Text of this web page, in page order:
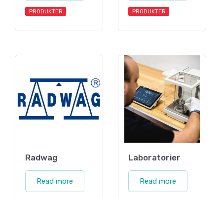
PRODUKTER PRODUKTER
Radwag
Read more
Laboratorier
Read more